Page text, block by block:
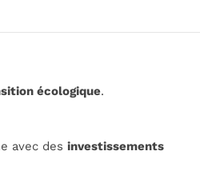
écologique.
avec des investissements